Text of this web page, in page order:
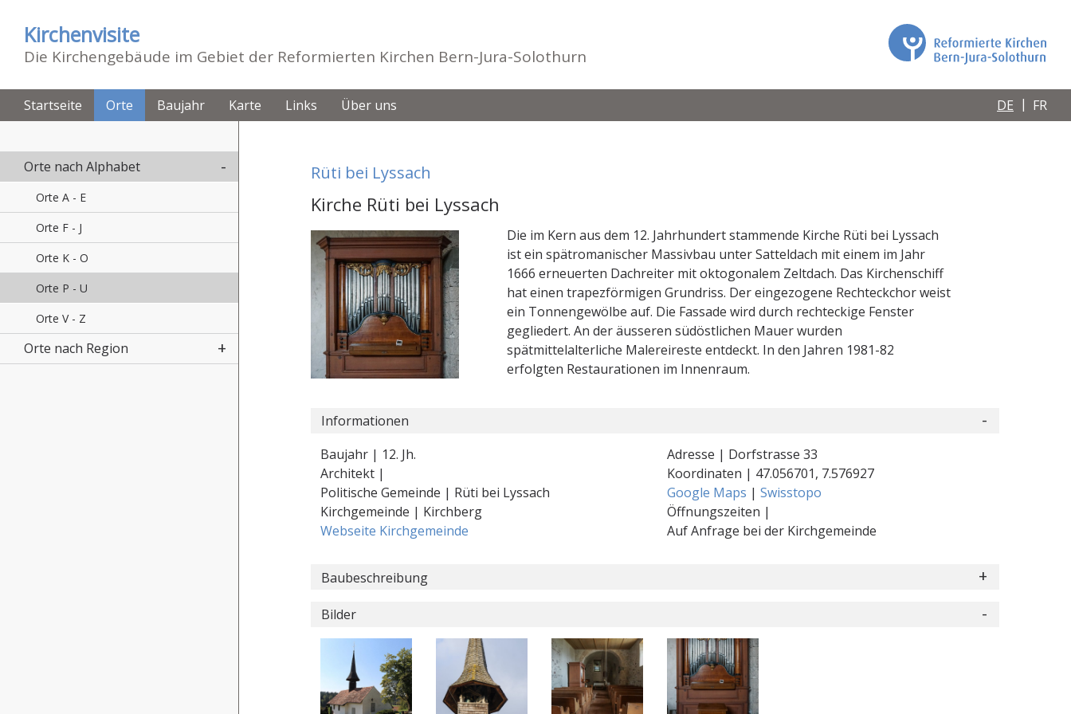
Kirchenvisite
Die Kirchengebäude im Gebiet der Reformierten Kirchen Bern-Jura-Solothurn
Startseite Orte Baujahr Karte Links Über uns DE FR
Orte nach Alphabet
Orte A - E
Orte F - J
Orte K - O
Orte P - U
Orte V - Z
Orte nach Region
Rüti bei Lyssach
Kirche Rüti bei Lyssach
Die im Kern aus dem 12. Jahrhundert stammende Kirche Rüti bei Lyssach
ist ein spätromanischer Massivbau unter Satteldach mit einem im Jahr
1666 erneuerten Dachreiter mit oktogonalem Zeltdach. Das Kirchenschiff
hat einen trapezförmigen Grundriss. Der eingezogene Rechteckchor weist
ein Tonnengewölbe auf. Die Fassade wird durch rechteckige Fenster
gegliedert. An der äusseren südöstlichen Mauer wurden
spätmittelalterliche Malereireste entdeckt. In den Jahren 1981-82
erfolgten Restaurationen im Innenraum.
Informationen
Baujahr | 12. Jh.
Architekt |
Politische Gemeinde | Rüti bei Lyssach
Kirchgemeinde | Kirchberg
Webseite Kirchgemeinde
Adresse | Dorfstrasse 33
Koordinaten | 47.056701, 7.576927
Google Maps | Swisstopo
Öffnungszeiten |
Auf Anfrage bei der Kirchgemeinde
Baubeschreibung
Bilder